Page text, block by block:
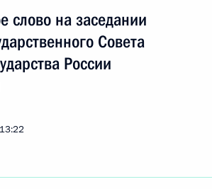
слово на заседании
Совета
России
13:22